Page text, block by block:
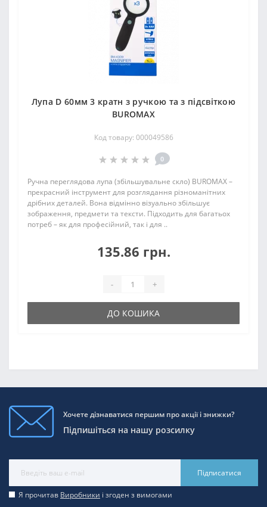
Лупа D 60мм 3 кратн з ручкою та з підсвіткою
BUROMAX
Код товару: 000049586
0
Ручна переглядова лупа (збільшувальне скло) BUROMAX –
прекрасний інструмент для розглядання різноманітних
дрібних деталей. Вона відмінно візуально збільшує
зображення, предмети та тексти. Підходить для багатьох
потреб – як для професійний, так і для ..
135.86 грн.
- +
ДО КОШИКА
Хочете дізнаватися першим про акції і знижки?
Підпишіться на нашу розсилку
Підписатися
Я прочитав Виробники і згоден з вимогами